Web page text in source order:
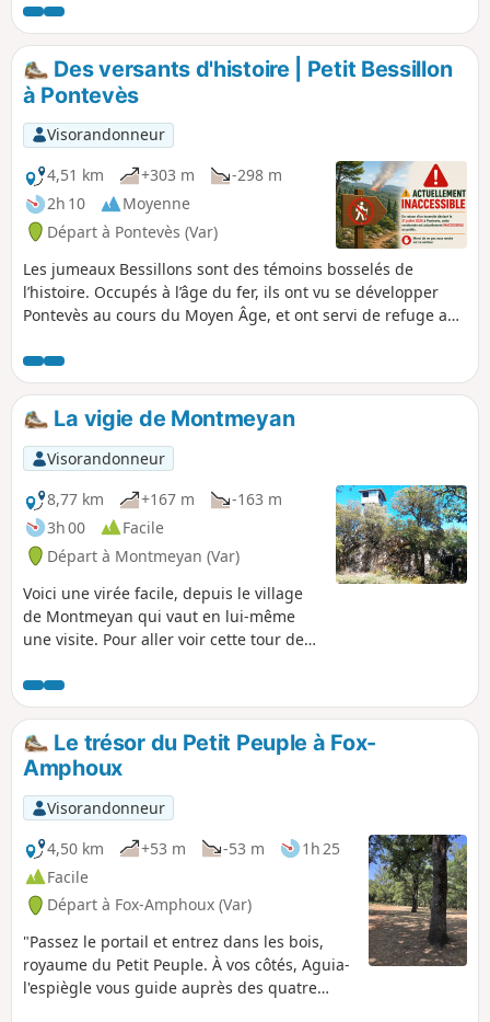
ruisseaux, lavoirs et remontez à la source de
la Foux. Développé par la Communauté de
communes Provence Verdon, le projet
Randonner Autrement a pour objet de faire
découvrir, à un public familial, le patrimoine
naturel, le patrimoine bâti excentré, les
paysages et leurs évolutions, ainsi que des
points de vue sur les villages…
Des versants d'histoire | Petit Bessillon
à Pontevès
Visorandonneur
4,51 km
+303 m
-298 m
2h 10
Moyenne
Départ à Pontevès (Var)
Les jumeaux Bessillons sont des témoins bosselés de
l’histoire. Occupés à l’âge du fer, ils ont vu se développer
Pontevès au cours du Moyen Âge, et ont servi de refuge aux
la Communauté de communes Provence Verdon, le projet
Randonner Autrement a pour objet de faire découvrir à un
public familial le patrimoine naturel, le patrimoine bâti
excentré, les paysages et leurs évolutions, ainsi que des
points de vue sur les villages. (!) ALERTE VISITEURS :
ACTUELLEMENT INNACCESSIBLEEn raison d'un incendie qui
s'est déclaré le 21 juillet 2026 à Pontevès, cette randonnée
est actuellement inaccessible.Merci de ne pas vous rendre
sur ce secteur et de respecter les consignes de sécurité.
Pour rappel : De juin à septembre : l'accès aux massifs
forestiers est réglementé par la préfecture en raison du
risque incendie.Consulter la carte interactive (disponible
chaque soir à 18h).
La vigie de Montmeyan
Visorandonneur
8,77 km
+167 m
-163 m
3h 00
Facile
Départ à Montmeyan (Var)
Voici une virée facile, depuis le village
de Montmeyan qui vaut en lui-même
une visite. Pour aller voir cette tour de
les enfants peuvent être autonomes, et
les chiens ne risquent pas de déranger
des troupeaux..
Le trésor du Petit Peuple à Fox-
Amphoux
Visorandonneur
4,50 km
+53 m -53 m
1h 25
Facile
Départ à Fox-Amphoux (Var)
"Passez le portail et entrez dans les bois,
royaume du Petit Peuple. À vos côtés, Aguia-
l'espiègle vous guide auprès des quatre